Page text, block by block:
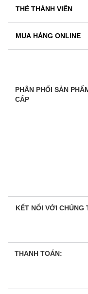
THẺ THÀNH VIÊN
MUA HÀNG ONLINE
PHÂN PHỐI SẢN
CẤP
KẾT NỐI VỚI CHÚNG
THANH TOÁN: